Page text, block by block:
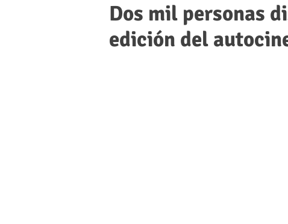
Dos mil personas
edición del